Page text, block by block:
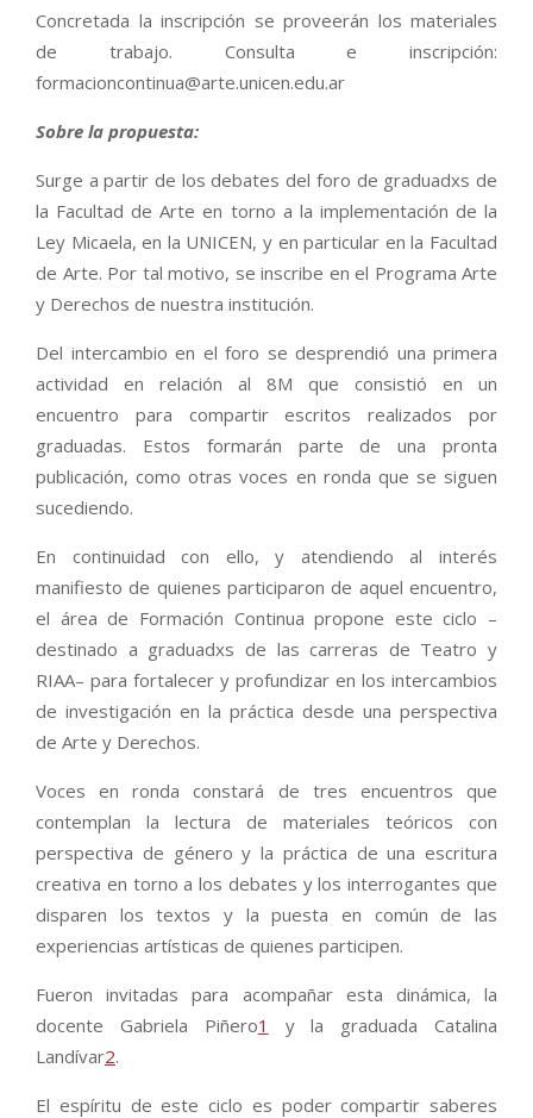
Concretada la inscripción se proveerán los materiales
de trabajo. Consulta e inscripción:
formacioncontinua@arte.unicen.edu.ar
Sobre la propuesta:
Surge a partir de los debates del foro de graduadxs de
la Facultad de Arte en torno a la implementación de la
Ley Micaela, en la UNICEN, y en particular en la Facultad
de Arte. Por tal motivo, se inscribe en el Programa Arte
y Derechos de nuestra institución.
Del intercambio en el foro se desprendió una primera
actividad en relación al 8M que consistió en un
encuentro para compartir escritos realizados por
graduadas. Estos formarán parte de una pronta
publicación, como otras voces en ronda que se siguen
sucediendo.
En continuidad con ello, y atendiendo al interés
manifiesto de quienes participaron de aquel encuentro,
el área de Formación Continua propone este ciclo –
destinado a graduadxs de las carreras de Teatro y
RIAA– para fortalecer y profundizar en los intercambios
de investigación en la práctica desde una perspectiva
de Arte y Derechos.
Voces en ronda constará de tres encuentros que
contemplan la lectura de materiales teóricos con
perspectiva de género y la práctica de una escritura
creativa en torno a los debates y los interrogantes que
disparen los textos y la puesta en común de las
experiencias artísticas de quienes participen.
Fueron invitadas para acompañar esta dinámica, la
docente Gabriela Piñero1
y la graduada Catalina
Landívar2.
El espíritu de este ciclo es poder compartir saberes